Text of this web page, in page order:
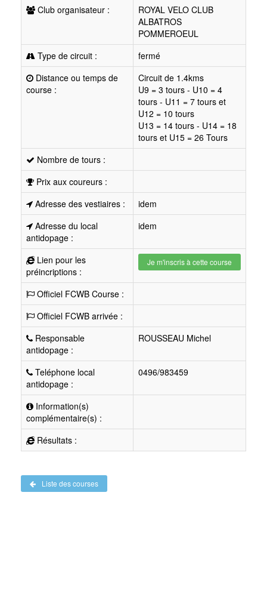
Club organisateur :
ROYAL VELO CLUB
ALBATROS
POMMEROEUL
Type de circuit :
fermé
Distance ou temps de
course :
Circuit de 1.4kms
U9 = 3 tours - U10 = 4
tours - U11 = 7 tours et
U12 = 10 tours
U13 = 14 tours - U14 = 18
tours et U15 = 26 Tours
Nombre de tours :
Prix aux coureurs :
Adresse des vestiaires :
idem
Adresse du local
antidopage :
idem
Lien pour les
préincriptions :
Je m'inscris à cette course
Officiel FCWB Course :
Officiel FCWB arrivée :
Responsable
antidopage :
ROUSSEAU Michel
Teléphone local
antidopage :
0496/983459
Information(s)
complémentaire(s) :
Résultats :
Liste des courses